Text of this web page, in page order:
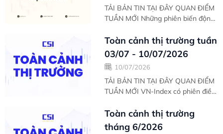
TẢI BẢN TIN TẠI ĐÂY QUAN ĐIỂM
TUẦN MỚI Những phiên biến động
của VN-Index trong tuần giao dịch
vừa qua....
Toàn cảnh thị trường tuần
03/07 - 10/07/2026
10/07/2026
TẢI BẢN TIN TẠI ĐÂY QUAN ĐIỂM
TUẦN MỚI VN-Index có phiên điều
tuần với thanh khoản tương
đương...
Toàn cảnh thị trường
tháng 6/2026